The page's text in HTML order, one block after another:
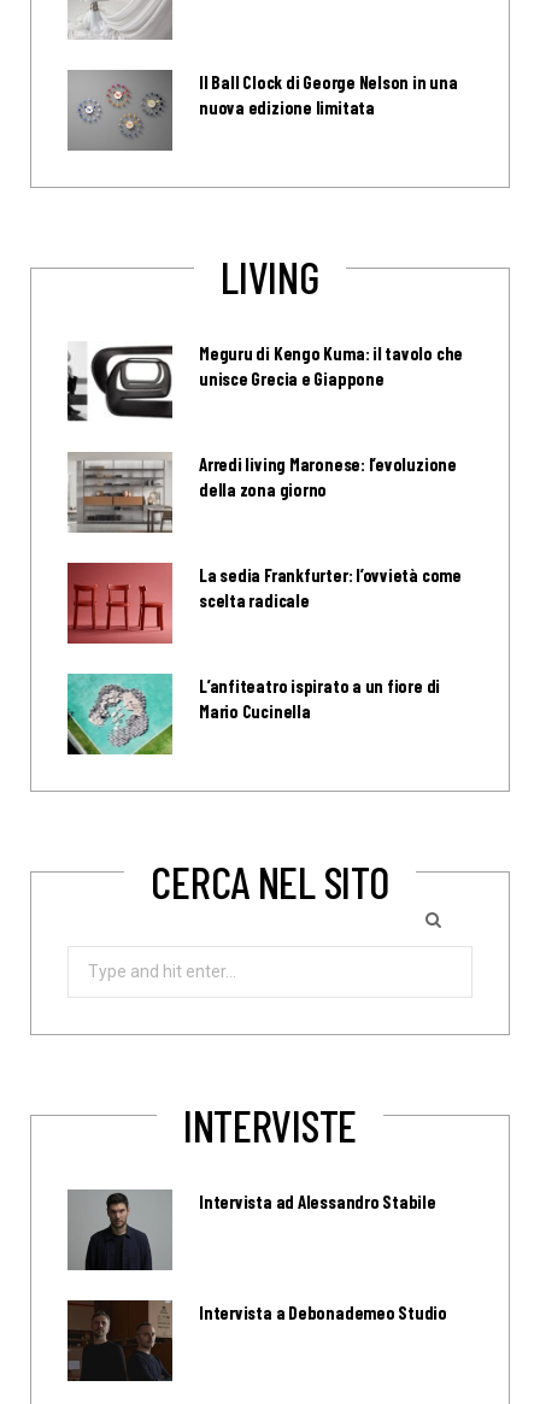
Il Ball Clock di George Nelson in una
nuova edizione limitata
LIVING
Meguru di Kengo Kuma: il tavolo che
unisce Grecia e Giappone
Arredi living Maronese: l’evoluzione
della zona giorno
La sedia Frankfurter: l’ovvietà come
scelta radicale
L’anfiteatro ispirato a un fiore di
Mario Cucinella
CERCA NEL SITO
Search
INTERVISTE
Intervista ad Alessandro Stabile
Intervista a Debonademeo Studio